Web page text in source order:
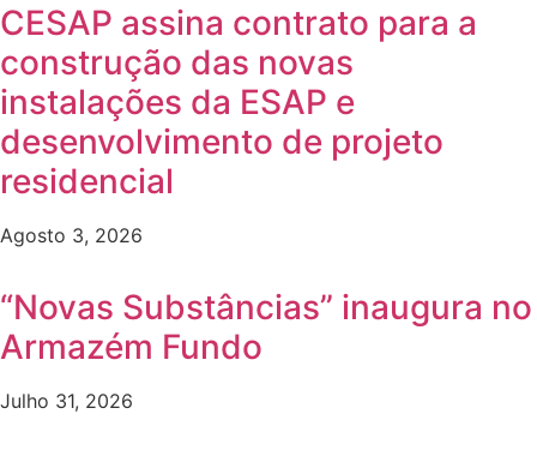
CESAP assina contrato para a
construção das novas
instalações da ESAP e
desenvolvimento de projeto
residencial
Agosto 3, 2026
“Novas Substâncias” inaugura no
Armazém Fundo
Julho 31, 2026